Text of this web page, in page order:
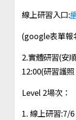
線上研習入口:
(google表單報
2.實體研習(安
12:00(研習護
Level 2場次：
1. 線上研習:7/